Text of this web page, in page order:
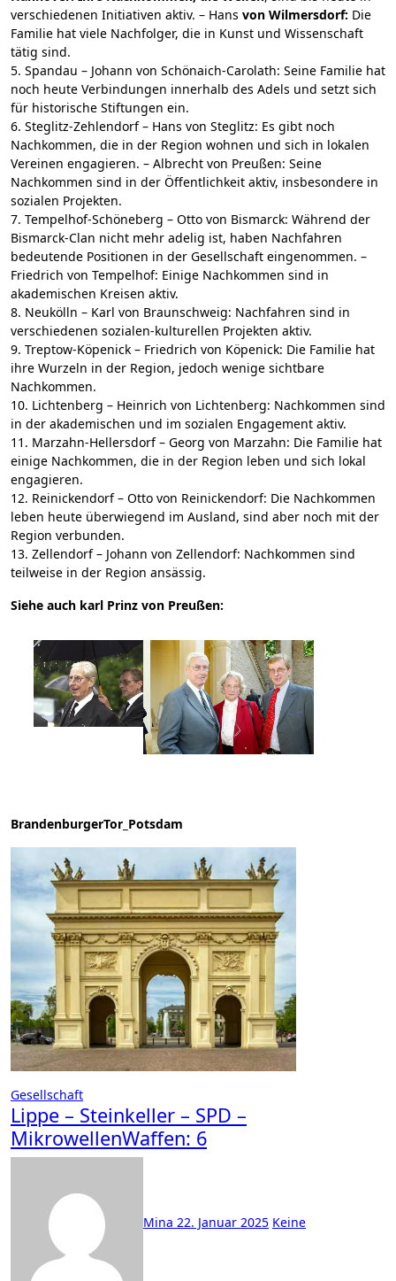
verschiedenen Initiativen aktiv. – Hans von Wilmersdorf: Die
Familie hat viele Nachfolger, die in Kunst und Wissenschaft
tätig sind.
5. Spandau – Johann von Schönaich-Carolath: Seine Familie hat
noch heute Verbindungen innerhalb des Adels und setzt sich
für historische Stiftungen ein.
6. Steglitz-Zehlendorf – Hans von Steglitz: Es gibt noch
Nachkommen, die in der Region wohnen und sich in lokalen
Vereinen engagieren. – Albrecht von Preußen: Seine
Nachkommen sind in der Öffentlichkeit aktiv, insbesondere in
sozialen Projekten.
7. Tempelhof-Schöneberg – Otto von Bismarck: Während der
Bismarck-Clan nicht mehr adelig ist, haben Nachfahren
bedeutende Positionen in der Gesellschaft eingenommen. –
Friedrich von Tempelhof: Einige Nachkommen sind in
akademischen Kreisen aktiv.
8. Neukölln – Karl von Braunschweig: Nachfahren sind in
verschiedenen sozialen-kulturellen Projekten aktiv.
9. Treptow-Köpenick – Friedrich von Köpenick: Die Familie hat
ihre Wurzeln in der Region, jedoch wenige sichtbare
Nachkommen.
10. Lichtenberg – Heinrich von Lichtenberg: Nachkommen sind
in der akademischen und im sozialen Engagement aktiv.
11. Marzahn-Hellersdorf – Georg von Marzahn: Die Familie hat
einige Nachkommen, die in der Region leben und sich lokal
engagieren.
12. Reinickendorf – Otto von Reinickendorf: Die Nachkommen
leben heute überwiegend im Ausland, sind aber noch mit der
Region verbunden.
13. Zellendorf – Johann von Zellendorf: Nachkommen sind
teilweise in der Region ansässig.
Siehe auch karl Prinz von Preußen:
BrandenburgerTor_Potsdam
Gesellschaft
Lippe – Steinkeller – SPD –
MikrowellenWaffen: 6
Mina 22. Januar 2025 Keine